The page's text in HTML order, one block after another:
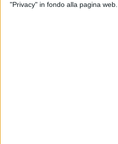
"Privacy" in fondo alla pagina web.
In “Abissale”, il testo